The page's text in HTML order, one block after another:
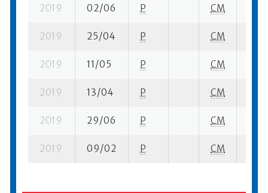
2019 02/06 P CM
2019 25/04 P CM
2019 11/05 P CM
2019 13/04 P CM
2019 29/06 P CM
2019 09/02 P CM